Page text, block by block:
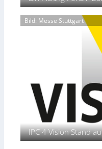
f
r
k
o
o
r
e
t
t
s
l
e
a
n
d
Bild: Messe Stuttgart
IPC 4 Vision Stand